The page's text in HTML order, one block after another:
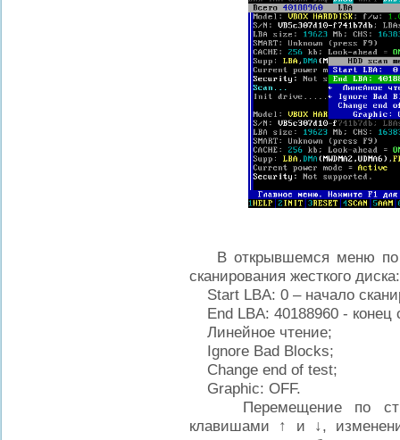
В открывшемся меню по
сканирования жесткого диска:
Start LBA: 0 – начало
End LBA: 40188960 - конец
Линейное чтение;
Ignore Bad Blocks;
Change end of test;
Graphic: OFF.
Перемещение по
клавишами ↑ и ↓,